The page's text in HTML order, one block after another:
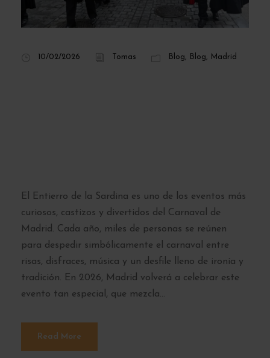
10/02/2026 Tomas Blog, Blog, Madrid
El Entierro de la Sardina es uno de los eventos más
curiosos, castizos y divertidos del Carnaval de
Madrid. Cada año, miles de personas se reúnen
para despedir simbólicamente el carnaval entre
risas, disfraces, música y un desfile lleno de ironía y
tradición. En 2026, Madrid volverá a celebrar este
evento tan especial, que mezcla...
Read More